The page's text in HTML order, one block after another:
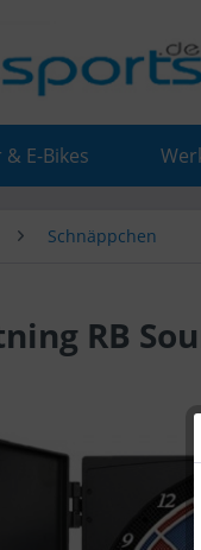
E-Bikes
Schnäppchen
RB